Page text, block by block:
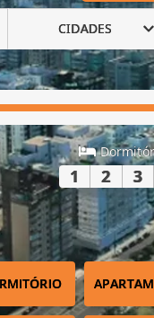
CIDADES
1 2 3